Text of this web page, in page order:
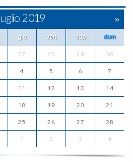
luglio 2019 »
gio ven sab dom
27 28 29 30
4 5 6 7
11 12 13 14
18 19 20 21
25 26 27 28
1 2 3 4